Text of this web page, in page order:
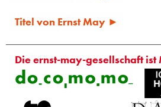
Titel von Ernst May ►
Die ernst-may-gesellschaft